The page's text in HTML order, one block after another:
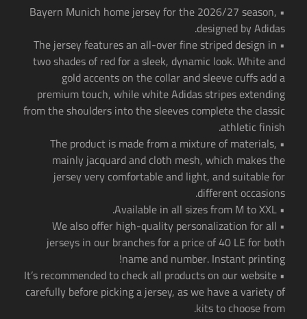
• Bayern Munich home jersey for the 2026/27 season,
designed by Adidas.
• The jersey features an all-over fine striped design in
two shades of red for a sleek, dynamic look. White and
gold accents on the collar and sleeve cuffs add a
premium touch, while white Adidas stripes extending
from the shoulders into the sleeves complete the classic
athletic finish.
• The product is made from a mixture of materials,
mainly jacquard and cloth mesh, which makes the
jersey very comfortable and light, and suitable for
different occasions.
• Available in all sizes from M to XXL.
• We also offer high-quality personalization for all
jerseys in our branches for a price of 40 LE for both
name and number. Instant printing!
• It’s recommended to check all products on our website
carefully before picking a jersey, as we have a variety of
kits to choose from.